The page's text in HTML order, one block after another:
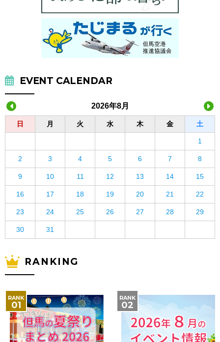
EVENT CALENDAR
2026年8月
日 月 火 水 木 金 土
1
2 3 4 5 6 7 8
9 10 11 12 13 14 15
16 17 18 19 20 21 22
23 24 25 26 27 28 29
30 31
RANKING